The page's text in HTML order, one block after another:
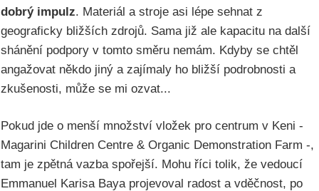
dobrý impulz. Materiál a stroje asi lépe sehnat z
geograficky bližších zdrojů. Sama již ale kapacitu na další
shánění podpory v tomto směru nemám. Kdyby se chtěl
angažovat někdo jiný a zajímaly ho bližší podrobnosti a
zkušenosti, může se mi ozvat...
Pokud jde o menší množství vložek pro centrum v Keni -
Magarini Children Centre & Organic Demonstration Farm -,
tam je zpětná vazba spořejší. Mohu říci tolik, že vedoucí
Emmanuel Karisa Baya projevoval radost a vděčnost, po